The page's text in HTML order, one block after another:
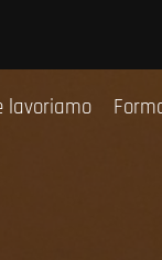
lavoriamo